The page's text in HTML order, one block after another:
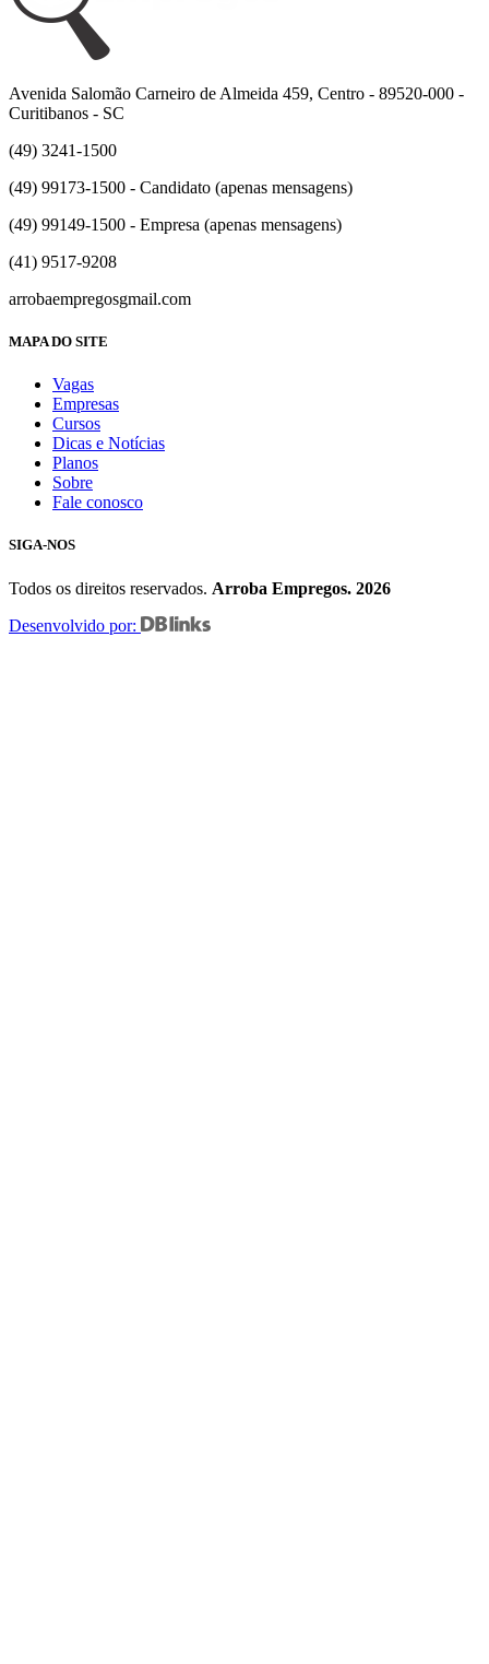
Avenida Salomão Carneiro de Almeida 459, Centro - 89520-000 -
Curitibanos - SC
(49) 3241-1500
(49) 99173-1500 - Candidato (apenas mensagens)
(49) 99149-1500 - Empresa (apenas mensagens)
(41) 9517-9208
arrobaempregosgmail.com
MAPA DO SITE
Vagas
Empresas
Cursos
Dicas e Notícias
Planos
Sobre
Fale conosco
SIGA-NOS
Todos os direitos reservados. Arroba Empregos. 2026
Desenvolvido por: